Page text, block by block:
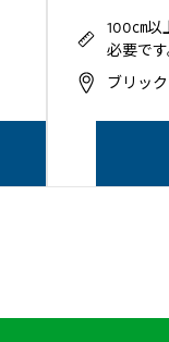
100㎝以
必要で
ブリッ